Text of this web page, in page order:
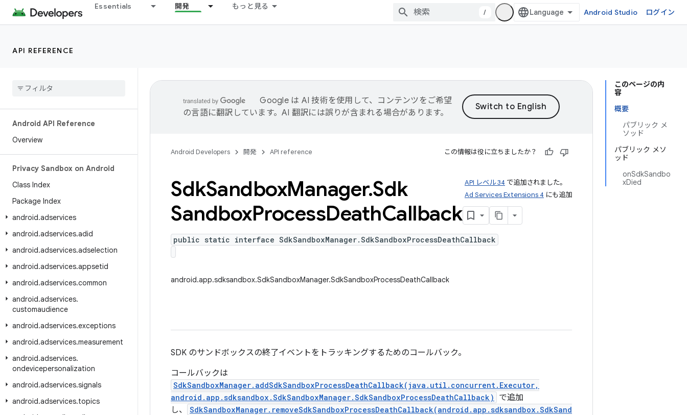
Essentials 開発 もっと見る
/ Android Studio ログイン
API REFERENCE
Android API Reference
Overview
Privacy Sandbox on Android
Class Index
Package Index
android.adservices
android.adservices.adid
android.adservices.adselection
android.adservices.appsetid
android.adservices.common
android.adservices.
customaudience
android.adservices.exceptions
android.adservices.measurement
android.adservices.
ondevicepersonalization
android.adservices.signals
android.adservices.topics
このページの内
容
概要
パブリック メ
ソッド
パブリック メソ
ッド
onSdkSandbo
xDied
Google は AI 技術を使用して、コンテンツをご希望
の言語に翻訳しています。AI 翻訳には誤りが含まれる場合があります。
Android Developers 開発 API reference この情報は役に立ちましたか？
API レベル 34 で追加されました。
Ad Services Extensions 4 にも追加
SdkSandboxManager.Sdk
SandboxProcessDeathCallback
public static interface SdkSandboxManager.SdkSandboxProcessDeathCallback
android.app.sdksandbox.SdkSandboxManager.SdkSandboxProcessDeathCallback
SDK のサンドボックスの終了イベントをトラッキングするためのコールバック。
コールバックは
SdkSandboxManager.addSdkSandboxProcessDeathCallback(java.util.concurrent.Executor,
android.app.sdksandbox.SdkSandboxManager.SdkSandboxProcessDeathCallback)
で追加
し、
SdkSandboxManager.removeSdkSandboxProcessDeathCallback(android.app.sdksandbox.SdkSand